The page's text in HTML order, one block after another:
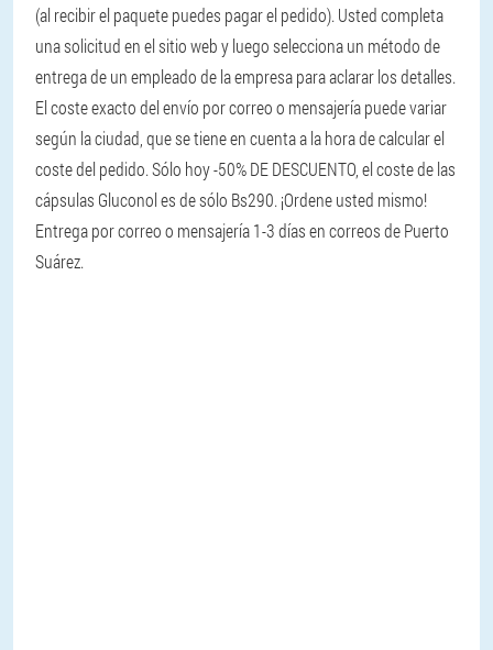
(al recibir el paquete puedes pagar el pedido). Usted completa
una solicitud en el sitio web y luego selecciona un método de
entrega de un empleado de la empresa para aclarar los detalles.
El coste exacto del envío por correo o mensajería puede variar
según la ciudad, que se tiene en cuenta a la hora de calcular el
coste del pedido. Sólo hoy -50% DE DESCUENTO, el coste de las
cápsulas Gluconol es de sólo Bs290. ¡Ordene usted mismo!
Entrega por correo o mensajería 1-3 días en correos de Puerto
Suárez.